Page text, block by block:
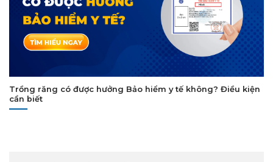
Trồng răng có được hưởng Bảo hiểm y tế không? Điều kiện
cần biết